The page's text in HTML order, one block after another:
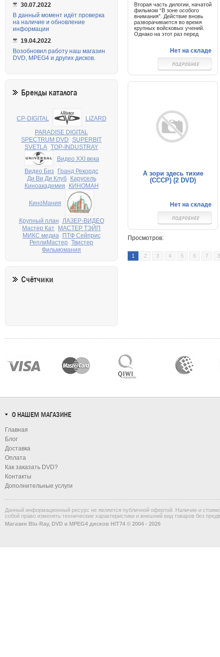
Вторая часть дилогии, начатой
фильмом “В зоне особого
внимания”. Действие вновь
разворачивается во время
крупных войсковых учений.
Однако на этот раз перед
Нет на складе
А зори здесь тихие
(СССР) (2 DVD)
Нет на складе
Просмотров:
1 2 3 4 5 6 7 8
30.07.2022
В данный момент идёт проверка
на наличие и обновление
информации
19.04.2022
Возобновил работу наш магазин
DVD, MPEG4 и других дисков.
Бренды каталога
CP-DIGITAL LIZARD
PARADISE DIGITAL
SPECTRUM DVD SUPERBIT
SVETLA TOP-INDUSTRAY
Видео XXI века
Видео Биз
Гранд Рекордс
Ди Ви Ди Клуб
Карусель
Киноакадемия
КИНОМАН
КиноМания
Крупный план ЛАЗЕР-ВИДЕО
Мастер Кат МАСТЕР ТЭЙП
МИКС медиа
ПТФ Сейприс
РеплиМастер Твистер
Фильмомания
Счётчики
О НАШЕМ МАГАЗИНЕ
Главная
Блог
Доставка
Оплата
Как заказать DVD?
Контакты
Дополнительные услуги
Данный информационный ресурс не является публичной офертой. Наличие и
собой право изменять технические характеристики и внешний вид товаров без
Магазин Blu-Ray, DVD и MPEG4 дисков HIT74 © 2004 - 2026